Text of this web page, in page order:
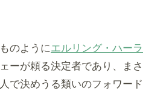
のようにエルリング・ハーラ
ーが頼る決定者であり、まさ
で決めうる類いのフォワード